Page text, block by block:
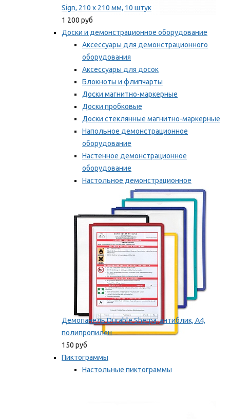
Sign, 210 x 210 мм, 10 штук
1 200 руб
Доски и демонстрационное оборудование
Аксессуары для демонстрационного
оборудования
Аксессуары для досок
Блокноты и флипчарты
Доски магнитно-маркерные
Доски пробковые
Доски стеклянные магнитно-маркерные
Напольное демонстрационное
оборудование
Настенное демонстрационное
оборудование
Настольное демонстрационное
оборудование
Мы рекомендуем
Демопанель Durable Sherpa, антиблик, А4,
полипропилен
150 руб
Пиктограммы
Настольные пиктограммы